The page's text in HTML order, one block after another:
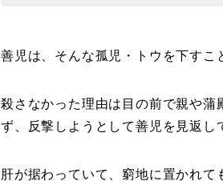
善児は、そんな孤児・トウを下すこ
殺さなかった理由は 目の前で親や蒲
ず、反撃しようとして善児 を見返し
肝が据わっていて、窮地に置かれ